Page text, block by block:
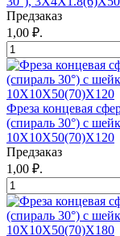
Предзаказ
1,00 ₽.
Фреза концевая
(спираль 30°) с
10X10X50(70)X120
Предзаказ
1,00 ₽.